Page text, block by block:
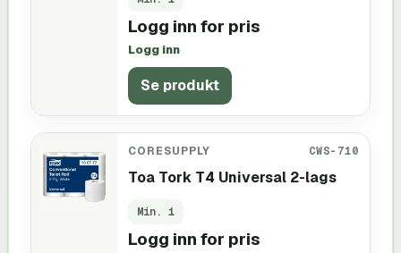
Logg inn for pris
Logg inn
Se produkt
CORESUPPLY CWS-710
Toa Tork T4 Universal 2-lags
Min. 1
Logg inn for pris